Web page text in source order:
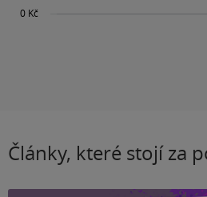
Články, které stojí za